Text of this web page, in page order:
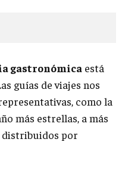
gastronómica está
guías de viajes nos
como la
más estrellas, a más
distribuidos por